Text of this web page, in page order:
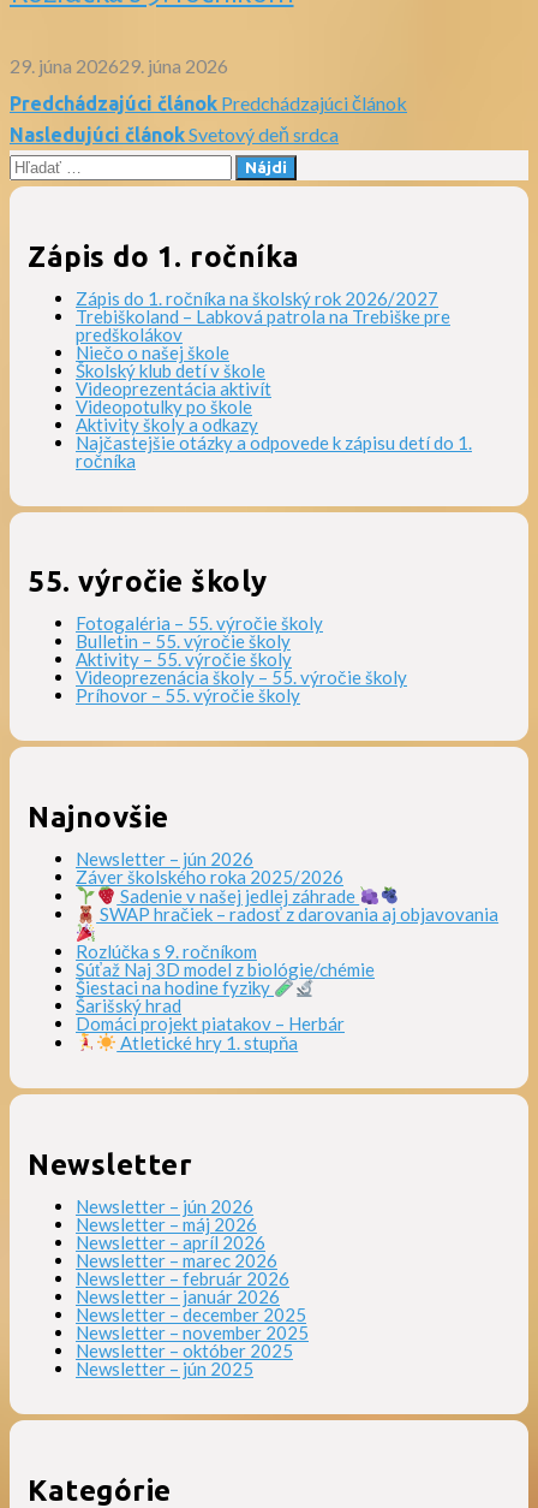
29. júna 202629. júna 2026
Navigácia
v
článku
Predchádzajúci článok Predchádzajúci článok
Nasledujúci článokSvetový deň srdca
Hľadať:
Zápis do 1. ročníka
Zápis do 1. ročníka na školský rok 2026/2027
Trebiškoland – Labková patrola na Trebiške pre
predškolákov
Niečo o našej škole
Školský klub detí v škole
Videoprezentácia aktivít
Videopotulky po škole
Aktivity školy a odkazy
Najčastejšie otázky a odpovede k zápisu detí do 1.
ročníka
55. výročie školy
Fotogaléria – 55. výročie školy
Bulletin – 55. výročie školy
Aktivity – 55. výročie školy
Videoprezenácia školy – 55. výročie školy
Príhovor – 55. výročie školy
Najnovšie
Newsletter – jún 2026
Záver školského roka 2025/2026
Sadenie v našej jedlej záhrade
SWAP hračiek – radosť z darovania aj objavovania
Rozlúčka s 9. ročníkom
Súťaž Naj 3D model z biológie/chémie
Šiestaci na hodine fyziky
Šarišský hrad
Domáci projekt piatakov – Herbár
Atletické hry 1. stupňa
Newsletter
Newsletter – jún 2026
Newsletter – máj 2026
Newsletter – apríl 2026
Newsletter – marec 2026
Newsletter – február 2026
Newsletter – január 2026
Newsletter – december 2025
Newsletter – november 2025
Newsletter – október 2025
Newsletter – jún 2025
Kategórie